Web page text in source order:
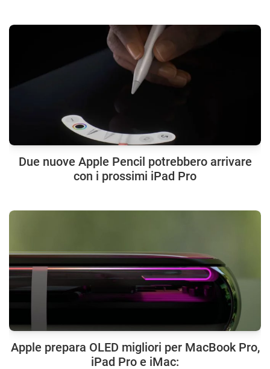
Due nuove Apple Pencil potrebbero arrivare
con i prossimi iPad Pro
Apple prepara OLED migliori per MacBook Pro,
iPad Pro e iMac: